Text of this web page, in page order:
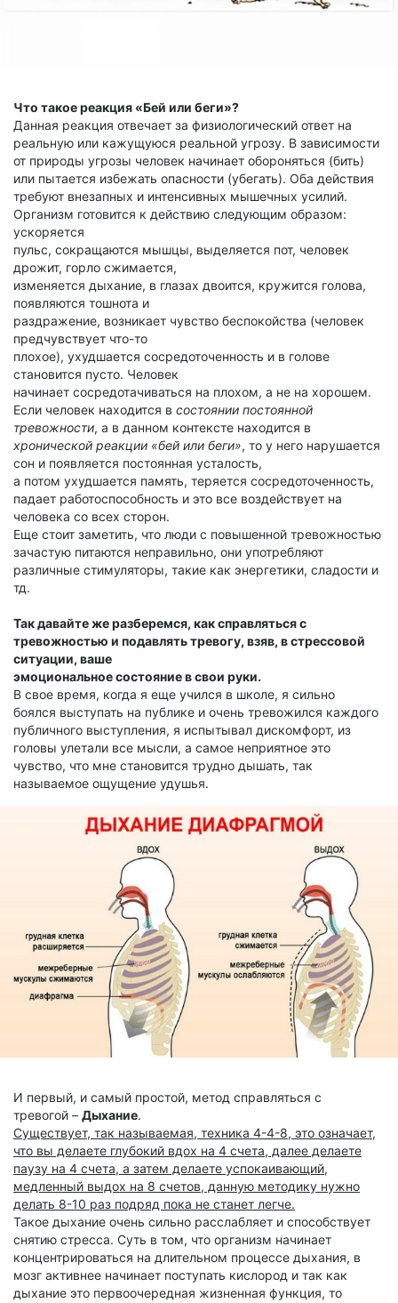
Что такое реакция «Бей или беги»?
Данная реакция отвечает за физиологический ответ на
реальную или кажущуюся реальной угрозу. В зависимости
от природы угрозы человек начинает обороняться (бить)
или пытается избежать опасности (убегать). Оба действия
требуют внезапных и интенсивных мышечных усилий.
Организм готовится к действию следующим образом:
ускоряется
пульс, сокращаются мышцы, выделяется пот, человек
дрожит, горло сжимается,
изменяется дыхание, в глазах двоится, кружится голова,
появляются тошнота и
раздражение, возникает чувство беспокойства (человек
предчувствует что-то
плохое), ухудшается сосредоточенность и в голове
становится пусто. Человек
начинает сосредотачиваться на плохом, а не на хорошем.
Если человек находится в состоянии постоянной
тревожности, а в данном контексте находится в
хронической реакции «бей или беги», то у него нарушается
сон и появляется постоянная усталость,
а потом ухудшается память, теряется сосредоточенность,
падает работоспособность и это все воздействует на
человека со всех сторон.
Еще стоит заметить, что люди с повышенной тревожностью
зачастую питаются неправильно, они употребляют
различные стимуляторы, такие как энергетики, сладости и
тд.
Так давайте же разберемся, как справляться с
тревожностью и подавлять тревогу, взяв, в стрессовой
ситуации, ваше
эмоциональное состояние в свои руки.
В свое время, когда я еще учился в школе, я сильно
боялся выступать на публике и очень тревожился каждого
публичного выступления, я испытывал дискомфорт, из
головы улетали все мысли, а самое неприятное это
чувство, что мне становится трудно дышать, так
называемое ощущение удушья.
И первый, и самый простой, метод справляться с
тревогой – Дыхание.
Существует, так называемая, техника 4-4-8, это означает,
что вы делаете глубокий вдох на 4 счета, далее делаете
паузу на 4 счета, а затем делаете успокаивающий,
медленный выдох на 8 счетов, данную методику нужно
делать 8-10 раз подряд пока не станет легче.
Такое дыхание очень сильно расслабляет и способствует
снятию стресса. Суть в том, что организм начинает
концентрироваться на длительном процессе дыхания, в
мозг активнее начинает поступать кислород и так как
дыхание это первоочередная жизненная функция, то